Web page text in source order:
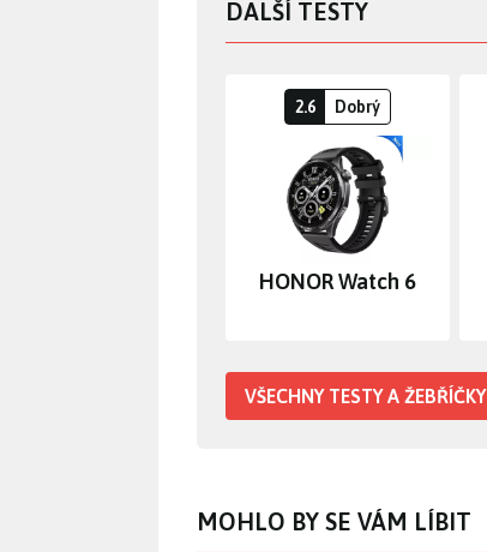
DALŠÍ TESTY
2.6 Dobrý
HONOR Watch 6
VŠECHNY TESTY A ŽEBŘÍČKY
MOHLO BY SE VÁM LÍBIT